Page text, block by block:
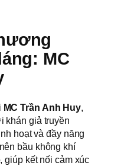
MC
MC Trần Anh Huy,
khán giả truyền
hoạt và đầy năng
bầu không khí
giúp kết nối cảm xúc